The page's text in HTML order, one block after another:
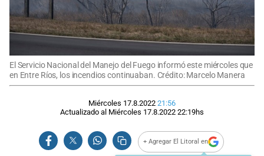
El Servicio Nacional del Manejo del Fuego informó este miércoles que
en Entre Ríos, los incendios continuaban. Crédito: Marcelo Manera
Miércoles 17.8.2022 21:56
Actualizado al Miércoles 17.8.2022 22:19hs
+ Agregar El Litoral en